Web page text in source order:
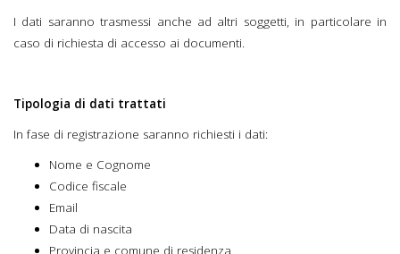
I dati saranno trasmessi anche ad altri soggetti, in particolare in
caso di richiesta di accesso ai documenti.
Tipologia di dati trattati
In fase di registrazione saranno richiesti i dati:
Nome e Cognome
Codice fiscale
Email
Data di nascita
Provincia e comune di residenza